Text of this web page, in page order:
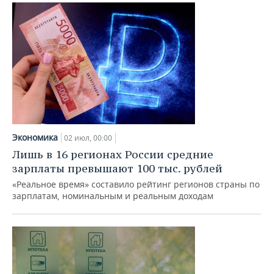
Экономика 02 июл, 00:00
Лишь в 16 регионах России средние
зарплаты превышают 100 тыс. рублей
«Реальное время» составило рейтинг регионов страны по
зарплатам, номинальным и реальным доходам